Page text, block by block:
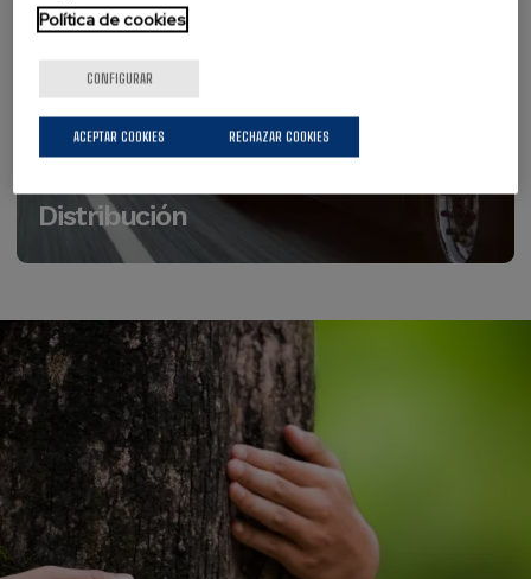
Distribución
Política de cookies
CONFIGURAR
RECHAZAR COOKIES
ACEPTAR COOKIES